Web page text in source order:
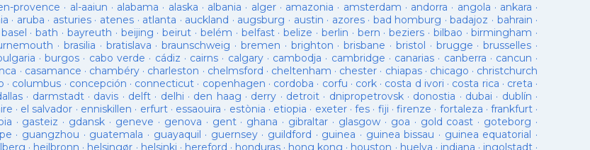
provence · al-aaiun · alabama · alaska · albania · alger· amazonia · amsterdam · andorra · angola · ankara ·
· aruba · asturies· atenes · atlanta · auckland · augsburg · austin · azores· bad homburg ·badajoz · bahrain ·
basel ·bath · bayreuth · beijing ·beirut · belém · belfast·belize · berlin · bern ·beziers · bilbao ·birmingham ·
· brasilia · bratislava ·braunschweig · bremen · brighton ·brisbane · bristol · brugge ·brusselles ·
·burgos · cabo verde · cádiz · cairns · calgary· cambodja · cambridge · canarias · canberra · cancun ·
· casamance · chambéry · charleston · chelmsford · cheltenham · chester · chiapas· chicago · christchurch
· columbus · concepción · connecticut · copenhagen · cordoba · corfu · cork · costa d ivori · costa rica · creta ·
· darmstadt· davis · delft· delhi · den haag · derry · detroit· dnipropetrovsk· donostia · dubai · dublín ·
· el salvador · enniskillen · erfurt· essaouira · estònia · etiopia · exeter· fes · fiji · firenze · fortaleza · frankfurt ·
· gasteiz · gdansk · geneve · genova · gent· ghana · gibraltar · glasgow· goa · gold coast · goteborg ·
· guangzhou · guatemala · guayaquil · guernsey· guildford · guinea · guinea bissau · guinea equatorial ·
· heilbronn · helsingør · helsinki · hereford · honduras· hong kong · houston · huelva · indiana · ingolstadt·